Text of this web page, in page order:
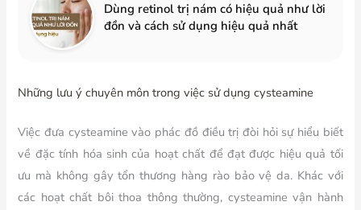
Dùng retinol trị nám có hiệu quả như lời
đồn và cách sử dụng hiệu quả nhất
Những lưu ý chuyên môn trong việc sử dụng cysteamine
Việc đưa cysteamine vào phác đồ điều trị đòi hỏi sự hiểu biết
về đặc tính hóa sinh của hoạt chất để đạt được hiệu quả tối
ưu mà không gây tổn thương hàng rào bảo vệ da. Khác với
các hoạt chất bôi thoa thông thường, cysteamine vận hành